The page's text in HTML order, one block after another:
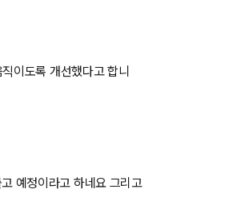
이도록 개선했다고 합니
예정이라고 하네요 그리고